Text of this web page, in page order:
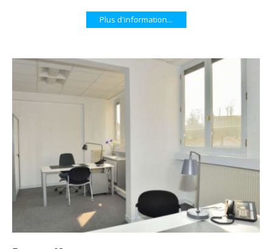
Plus d'information...